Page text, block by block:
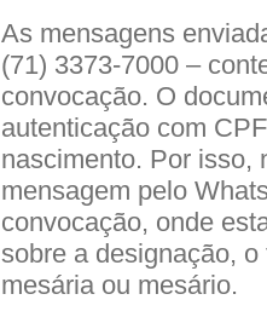
As mensagens
(71) 3373-7000 –
convocação. O
autenticação com
nascimento. Por isso,
mensagem pelo
convocação, onde
sobre a designação,
mesária ou mesário.